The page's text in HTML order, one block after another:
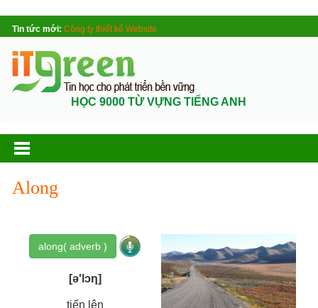
Tin tức mới: Công ty thiết kế Website
HỌC 9000 TỪ VỰNG TIẾNG ANH
Along
along( adverb )
[ə'lɔη]
tiến lên